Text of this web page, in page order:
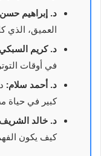
د. إبراهيم
العميق، الذي
د. كريم
في أوقات
د. أحمد سلام:
كبير في
د. خالد
كيف يكون